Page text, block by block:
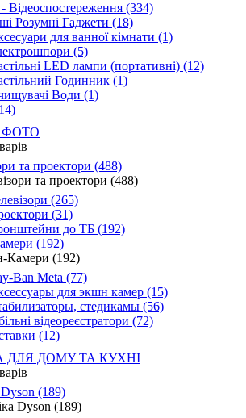
Відеоспостереження (334)
Розумні Гаджети (18)
для ванної кімнати (1)
(5)
LED лампи (портативні) (12)
Годинник (1)
Води (1)
ФОТО
та проектори (488)
та проектори (488)
(265)
(31)
до ТБ (192)
(192)
Камери (192)
Ban Meta (77)
для экшн камер (15)
стедикамы (56)
відеореєстратори (72)
(12)
ДЛЯ ДОМУ ТА КУХНІ
Dyson (189)
Dyson (189)